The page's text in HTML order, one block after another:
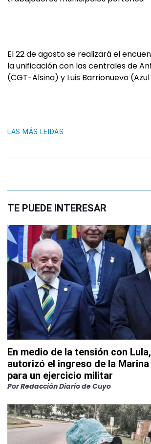
El 22 de agosto se realizará el
la unificación con las centrales de
(CGT-Alsina) y Luis Barrionuevo
LAS MÁS LEIDAS
TE PUEDE INTERESAR
En medio de la tensión con
autorizó el ingreso de la
para un ejercicio militar
PorRedacción Diario de Cuyo